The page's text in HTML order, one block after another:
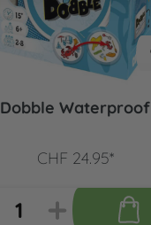
Dobble Waterproof
CHF 24.95*